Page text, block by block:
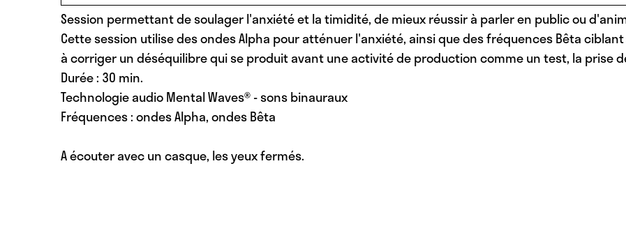
Session permettant de soulager l'anxiété et la timidité, de mieux réussir à parler en public ou
Cette session utilise des ondes Alpha pour atténuer l'anxiété, ainsi que des fréquences Bêta
à corriger un déséquilibre qui se produit avant une activité de production comme un test, la prise
Durée : 30 min.
Technologie audio Mental Waves® - sons binauraux
Fréquences : ondes Alpha, ondes Bêta
A écouter avec un casque, les yeux fermés.